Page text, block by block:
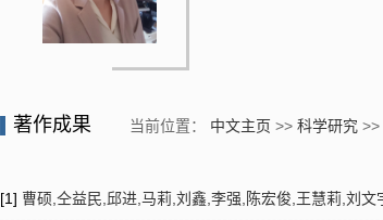
著作成果 当前位置： 中文主页 >> 科学研究 >>
[1] 曹硕,仝益民,邱进,马莉,刘鑫,李强,陈宏俊,王慧莉,刘